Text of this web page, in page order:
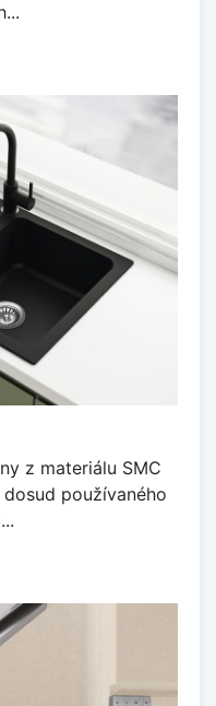
z materiálu SMC
používaného